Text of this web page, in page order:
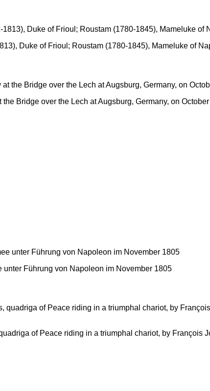
Duke of Frioul; Roustam (1780-1845), Mameluke of
Bridge over the Lech at Augsburg, Germany, on
Führung von Napoleon im November 1805
of Peace riding in a triumphal chariot, by François